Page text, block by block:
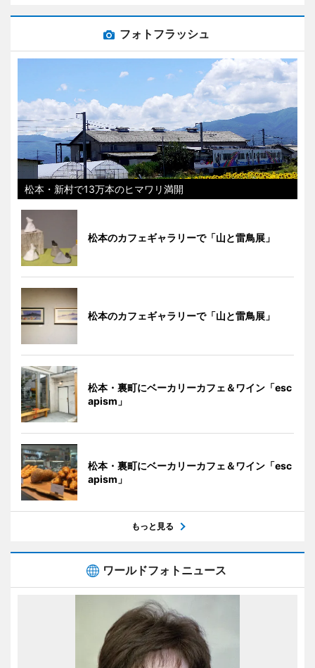
フォトフラッシュ
松本・新村で13万本のヒマワリ満開
松本のカフェギャラリーで「山と雷鳥展」
松本のカフェギャラリーで「山と雷鳥展」
松本・裏町にベーカリーカフェ＆ワイン「esc
apism」
松本・裏町にベーカリーカフェ＆ワイン「esc
apism」
もっと見る
ワールドフォトニュース